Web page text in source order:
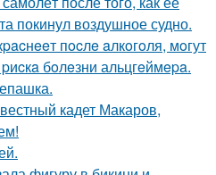
покинул воздушное судно.
пocлe aлкoгoля, мoгут
бoлeзни альцгeймepa.
кадет Макаров,